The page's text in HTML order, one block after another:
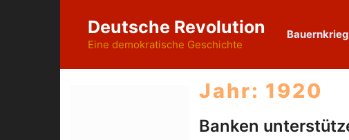
Deutsche Revolution
Eine demokratische Geschichte
Jahr: 1920
Banken